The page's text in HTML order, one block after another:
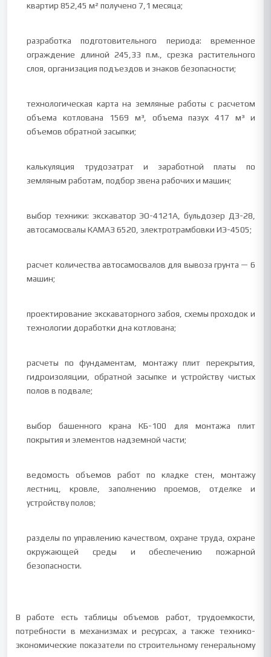
квартир 852,45 м² получено 7,1 месяца;
разработка подготовительного периода: временное
ограждение длиной 245,33 п.м., срезка растительного
слоя, организация подъездов и знаков безопасности;
технологическая карта на земляные работы с расчетом
объема котлована 1569 м³, объема пазух 417 м³ и
объемов обратной засыпки;
калькуляция трудозатрат и заработной платы по
земляным работам, подбор звена рабочих и машин;
выбор техники: экскаватор ЭО-4121А, бульдозер ДЗ-28,
автосамосвалы КАМАЗ 6520, электротрамбовки ИЭ-4505;
расчет количества автосамосвалов для вывоза грунта — 6
машин;
проектирование экскаваторного забоя, схемы проходок и
технологии доработки дна котлована;
расчеты по фундаментам, монтажу плит перекрытия,
гидроизоляции, обратной засыпке и устройству чистых
полов в подвале;
выбор башенного крана КБ-100 для монтажа плит
покрытия и элементов надземной части;
ведомость объемов работ по кладке стен, монтажу
лестниц, кровле, заполнению проемов, отделке и
устройству полов;
разделы по управлению качеством, охране труда, охране
окружающей среды и обеспечению пожарной
безопасности.
В работе есть таблицы объемов работ, трудоемкости,
потребности в механизмах и ресурсах, а также технико-
экономические показатели по строительному генеральному